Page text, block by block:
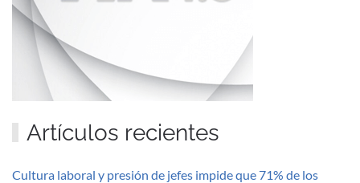
Artículos recientes
Cultura laboral y presión de jefes impide que 71% de los